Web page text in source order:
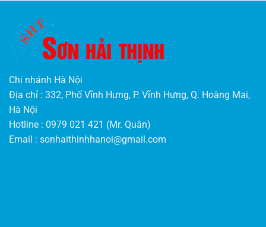
Chi nhánh Hà Nội
Địa chỉ : 332, Phố Vĩnh Hưng, P. Vĩnh Hưng, Q. Hoàng Mai,
Hà Nội
Hotline : 0979 021 421 (Mr. Quân)
Email : sonhaithinhhanoi@gmail.com